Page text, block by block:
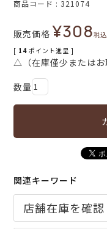
商品コード 321074
販売価格 ¥308税込
[ 14 ポイント進呈 ]
△（在庫僅少またはお
関連キーワード